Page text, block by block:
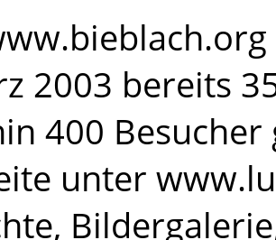
2003 bereits
400
unter